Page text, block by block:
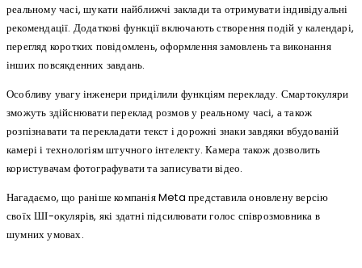
реальному часі, шукати найближчі заклади та отримувати індивідуальні
рекомендації. Додаткові функції включають створення подій у календарі,
перегляд коротких повідомлень, оформлення замовлень та виконання
інших повсякденних завдань.
Особливу увагу інженери приділили функціям перекладу. Смартокуляри
зможуть здійснювати переклад розмов у реальному часі, а також
розпізнавати та перекладати текст і дорожні знаки завдяки вбудованій
камері і технологіям штучного інтелекту. Камера також дозволить
користувачам фотографувати та записувати відео.
Нагадаємо, що раніше компанія Meta представила оновлену версію
своїх ШІ-окулярів, які здатні підсилювати голос співрозмовника в
шумних умовах.